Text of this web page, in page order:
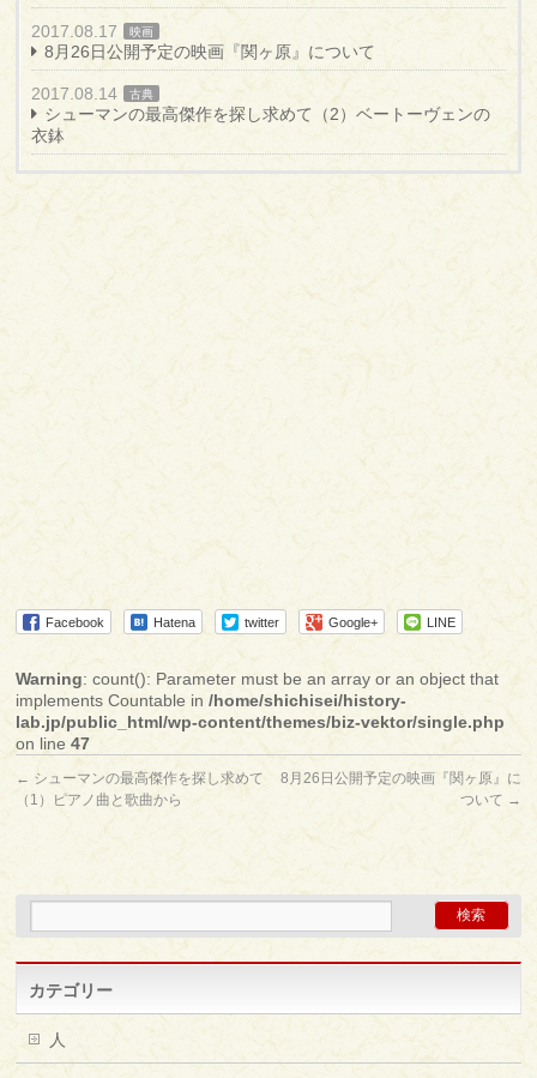
2017.08.17 映画
8月26日公開予定の映画『関ヶ原』について
2017.08.14 古典
シューマンの最高傑作を探し求めて（2）ベートーヴェンの
衣鉢
Facebook Hatena twitter Google+ LINE
Warning: count(): Parameter must be an array or an object that
implements Countable in/home/shichisei/history-
lab.jp/public_html/wp-content/themes/biz-vektor/single.php
on line47
← シューマンの最高傑作を探し求めて
（1）ピアノ曲と歌曲から
8月26日公開予定の映画『関ヶ原』に
ついて →
カテゴリー
人